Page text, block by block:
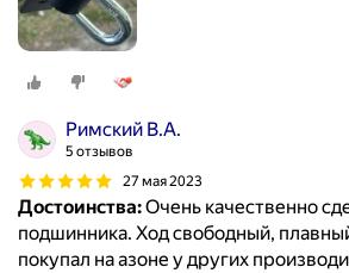
Римский В.А.
5 отзывов
27 мая 2023
Достоинства:Очень качественно
подшинника. Ход свободный,
покупал на азоне у других